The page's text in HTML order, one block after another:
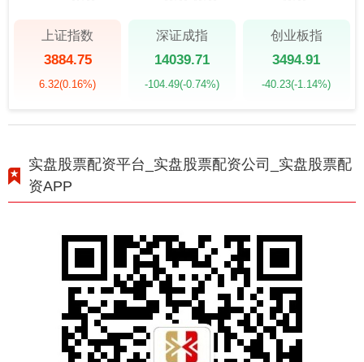
上证指数
3884.75
6.32(0.16%)
深证成指
14039.71
-104.49(-0.74%)
创业板指
3494.91
-40.23(-1.14%)
实盘股票配资平台_实盘股票配资公司_实盘股票配
资APP